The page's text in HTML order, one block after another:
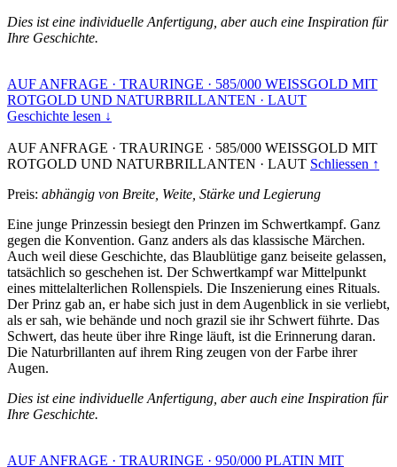
Dies ist eine individuelle Anfertigung, aber auch eine Inspiration für
Ihre Geschichte.
AUF ANFRAGE · TRAURINGE · 585/000 WEISSGOLD MIT
ROTGOLD UND NATURBRILLANTEN · LAUT
Geschichte lesen ↓
AUF ANFRAGE · TRAURINGE · 585/000 WEISSGOLD MIT
ROTGOLD UND NATURBRILLANTEN · LAUT Schliessen ↑
Preis: abhängig von Breite, Weite, Stärke und Legierung
Eine junge Prinzessin besiegt den Prinzen im Schwertkampf. Ganz
gegen die Konvention. Ganz anders als das klassische Märchen.
Auch weil diese Geschichte, das Blaublütige ganz beiseite gelassen,
tatsächlich so geschehen ist. Der Schwertkampf war Mittelpunkt
eines mittelalterlichen Rollenspiels. Die Inszenierung eines Rituals.
Der Prinz gab an, er habe sich just in dem Augenblick in sie verliebt,
als er sah, wie behände und noch grazil sie ihr Schwert führte. Das
Schwert, das heute über ihre Ringe läuft, ist die Erinnerung daran.
Die Naturbrillanten auf ihrem Ring zeugen von der Farbe ihrer
Augen.
Dies ist eine individuelle Anfertigung, aber auch eine Inspiration für
Ihre Geschichte.
AUF ANFRAGE · TRAURINGE · 950/000 PLATIN MIT